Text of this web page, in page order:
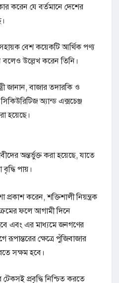
করেন যে বর্তমানে দেশের
বেশ কয়েকটি আর্থিক পণ্য
উল্লেখ করেন তিনি।
জানান, বাজার তদারকি ও
অ্যান্ড এক্সচেঞ্জ
হয়েছে।
অন্তর্ভুক্ত করা হয়েছে, যাতে
পায়।
করেন, শক্তিশালী নিয়ন্ত্রক
ফলে আগামী দিনে
এবং এর মাধ্যমে জনগণের
ক্ষেত্রে পুঁজিবাজার
সক্ষম হবে।
টেকসই প্রবৃদ্ধি নিশ্চিত করতে